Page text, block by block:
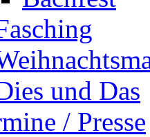
und Das
/ Presse